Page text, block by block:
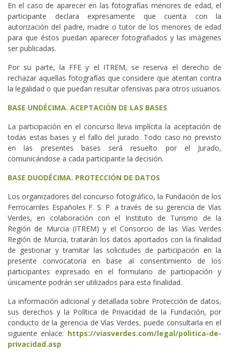
En el caso de aparecer en las fotografías menores de edad, el
participante declara expresamente que cuenta con la
autorización del padre, madre o tutor de los menores de edad
para que éstos puedan aparecer fotografiados y las imágenes
ser publicadas.
Por su parte, la FFE y el ITREM, se reserva el derecho de
rechazar aquellas fotografías que considere que atentan contra
la legalidad o que puedan resultar ofensivas para otros usuarios.
BASE UNDÉCIMA. ACEPTACIÓN DE LAS BASES
La participación en el concurso lleva implícita la aceptación de
todas estas bases y el fallo del jurado. Todo caso no previsto
en las presentes bases será resuelto por el Jurado,
comunicándose a cada participante la decisión.
BASE DUODÉCIMA. PROTECCIÓN DE DATOS
Los organizadores del concurso fotográfico, la Fundación de los
Ferrocarriles Españoles F. S. P. a través de su gerencia de Vías
Verdes, en colaboración con el Instituto de Turismo de la
Región de Murcia (ITREM) y el Consorcio de las Vías Verdes
Región de Murcia, tratarán los datos aportados con la finalidad
de gestionar y tramitar las solicitudes de participación en la
presente convocatoria en base al consentimiento de los
participantes expresado en el formulario de participación y
únicamente podrán ser utilizados para esta finalidad.
La información adicional y detallada sobre Protección de datos,
sus derechos y la Política de Privacidad de la Fundación, por
conducto de la gerencia de Vías Verdes, puede consultarla en el
siguiente enlace: https://viasverdes.com/legal/politica-de-
privacidad.asp